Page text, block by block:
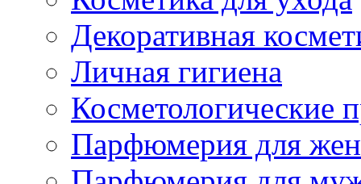
Декоративная
Личная гигиена
Косметологические
Парфюмерия для